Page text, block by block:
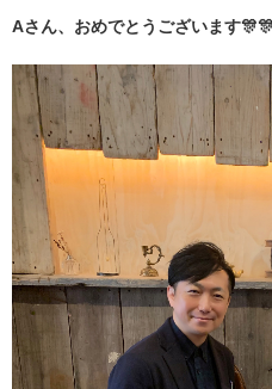
Aさん、おめでとうございます🎊🎊